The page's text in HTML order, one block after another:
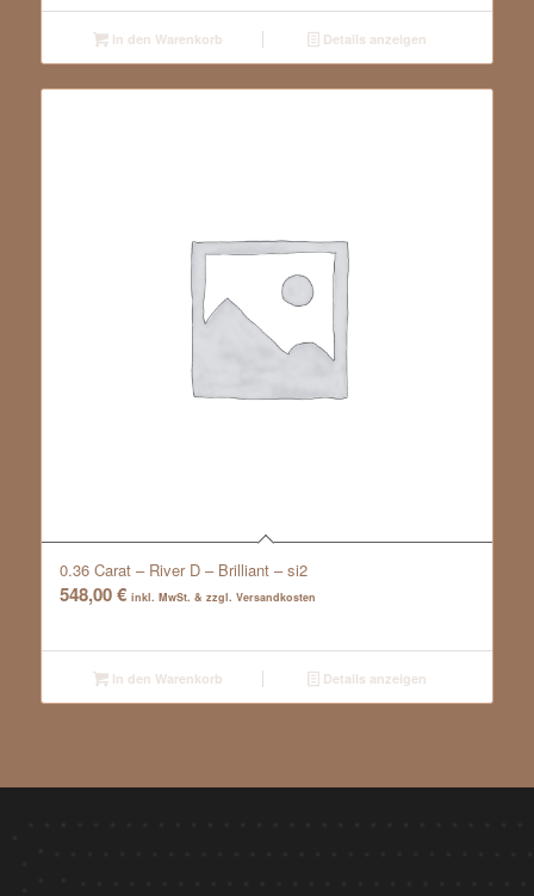
In den Warenkorb Details anzeigen
0.36 Carat – River D – Brilliant – si2
548,00€ inkl. MwSt. & zzgl. Versandkosten
In den Warenkorb Details anzeigen